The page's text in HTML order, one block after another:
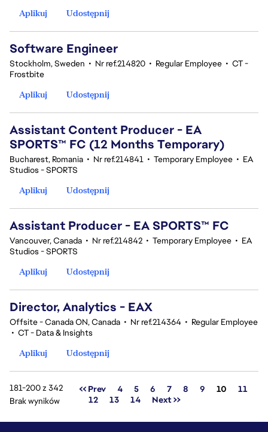
Aplikuj
Udostępnij
Software Engineer
Stockholm, Sweden • Nr ref.214820 • Regular Employee • CT -
Frostbite
Aplikuj
Udostępnij
Assistant Content Producer - EA
SPORTS™ FC (12 Months Temporary)
Bucharest, Romania • Nr ref.214841 • Temporary Employee • EA
Studios - SPORTS
Aplikuj
Udostępnij
Assistant Producer - EA SPORTS™ FC
Vancouver, Canada • Nr ref.214842 • Temporary Employee • EA
Studios - SPORTS
Aplikuj
Udostępnij
Director, Analytics - EAX
Offsite - Canada ON, Canada • Nr ref.214364 • Regular Employee
• CT - Data & Insights
Aplikuj
Udostępnij
181-200 z 342
Brak wyników
<< Prev 4 5 6 7 8 9 Strona
10
11
12
13 14 Next >>